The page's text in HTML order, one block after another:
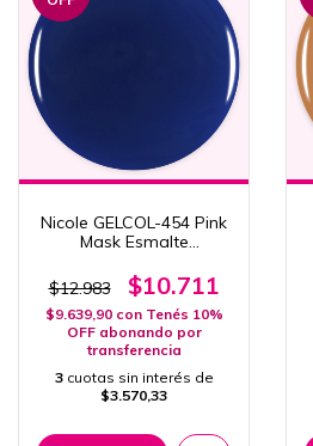
Nicole GELCOL-454 Pink
Mask Esmalte
She Is So Jelly 15ml
$12.983 $10.711
$9.639,90 con Tenés 10%
OFF abonando por
transferencia
3 cuotas sin interés de
$3.570,33